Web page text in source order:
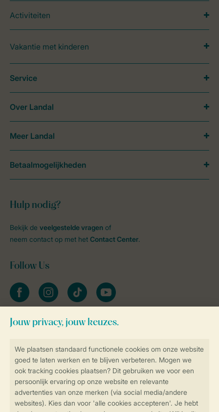
Veilig en snel online boeken
Veilige gegevensoverdracht
Veilige betaling
Activiteiten
Vakantie met kinderen
Hulp nodig?
Bekijk de veelgestelde vragen of
neem contact op met het Contact Center.
Follow Us
facebookinstagramtiktok youtube
Blijf op de hoogte
Service
Over Landal
Meer Landal
Betaalmogelijkheden